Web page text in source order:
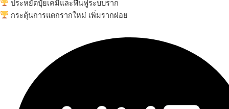
ประหยัดปุ๋ยเคมีและฟื้นฟูระบบราก
กระตุ้นการแตกรากใหม่ เพิ่มรากฝอย